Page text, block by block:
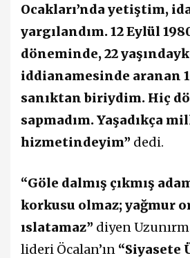
Ocakları’nda yetiştim,
yargılandım. 12 Eylül
döneminde, 22
iddianamesinde aranan
sanıktan biriydim. Hiç
sapmadım. Yaşadıkça
hizmetindeyim” dedi.
“Göle dalmış çıkmış
korkusu olmaz; yağmur
ıslatamaz” diyen
lideri Öcalan’ın “Siyasete